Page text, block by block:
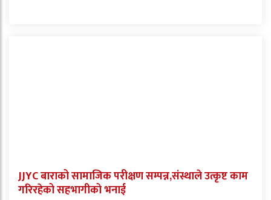
JJYC बाराको सामाजिक परीक्षण सम्पन्न,संस्थाले उत्कृष्ट काम
गरिरहेको सहभागीको भनाई